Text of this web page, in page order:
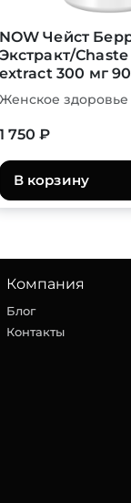
NOW Чейст
Экстракт/
extract 300 мг
Женское здоровье
1 750 ₽
В корзину
Компания
Блог
Контакты